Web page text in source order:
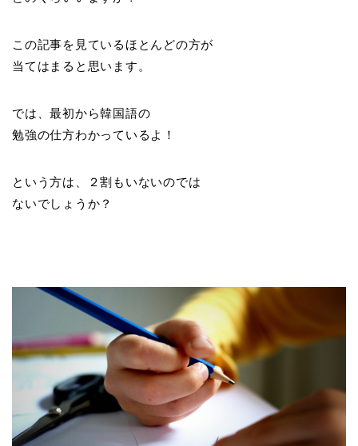
この記事を見ているほとんどの方が
当てはまると思います。
では、最初から韓国語の
勉強の仕方わかっているよ！
という方は、２割もいないのでは
ないでしょうか？